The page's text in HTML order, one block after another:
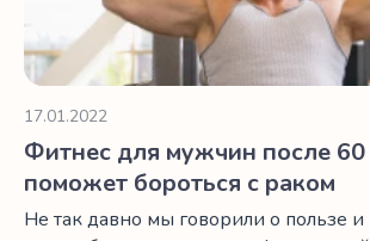
17.01.2022
Фитнес для мужчин после 60
поможет бороться с раком
Не так давно мы говорили о пользе и